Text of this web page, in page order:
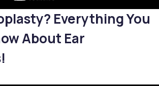
Everything You
About Ear